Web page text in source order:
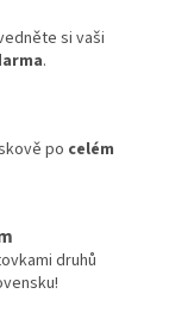
si vaši
.
po celém
druhů